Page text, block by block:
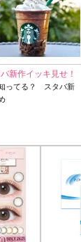
新作イッキ見せ！
ってる？ スタバ新